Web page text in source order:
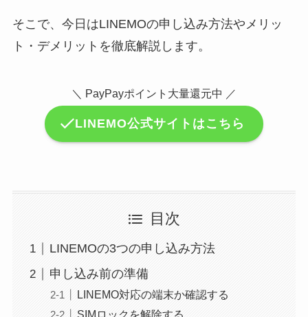
そこで、今日はLINEMOの申し込み方法やメリッ
ト・デメリットを徹底解説します。
＼ PayPayポイント大量還元中 ／
LINEMO公式サイトはこちら
目次
LINEMOの3つの申し込み方法
申し込み前の準備
LINEMO対応の端末か確認する
SIMロックを解除する